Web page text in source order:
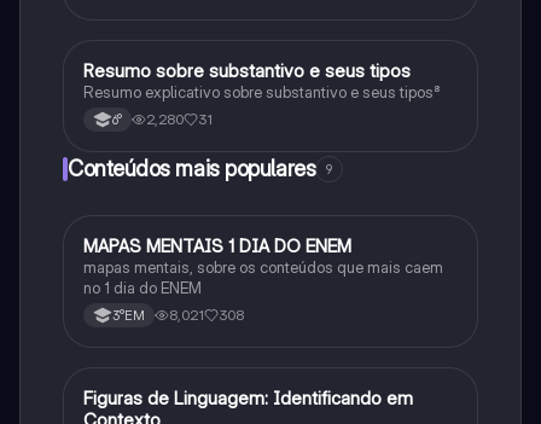
Português
Resumo sobre substantivo e seus tipos
Resumo explicativo sobre substantivo e seus tipos⁸
6° 2,280 31
Conteúdos mais populares 9
Português
MAPAS MENTAIS 1 DIA DO ENEM
mapas mentais, sobre os conteúdos que mais caem
no 1 dia do ENEM
3°EM 8,021 308
FPortuguês
Figuras de Linguagem: Identificando em
Contexto